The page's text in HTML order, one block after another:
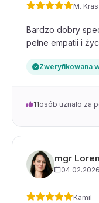
M.
Bardzo dobry
pełne empatii i
Zweryfikowana
11osób uznało za
mgr
04.02.2026
Kamil